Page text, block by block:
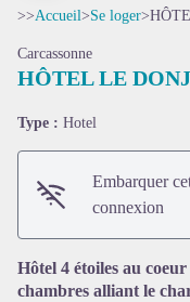
>>Accueil>Se loger>
Carcassonne
HÔTEL LE
Type : Hotel
Embarquer
connexion
Hôtel 4 étoiles au
chambres alliant le